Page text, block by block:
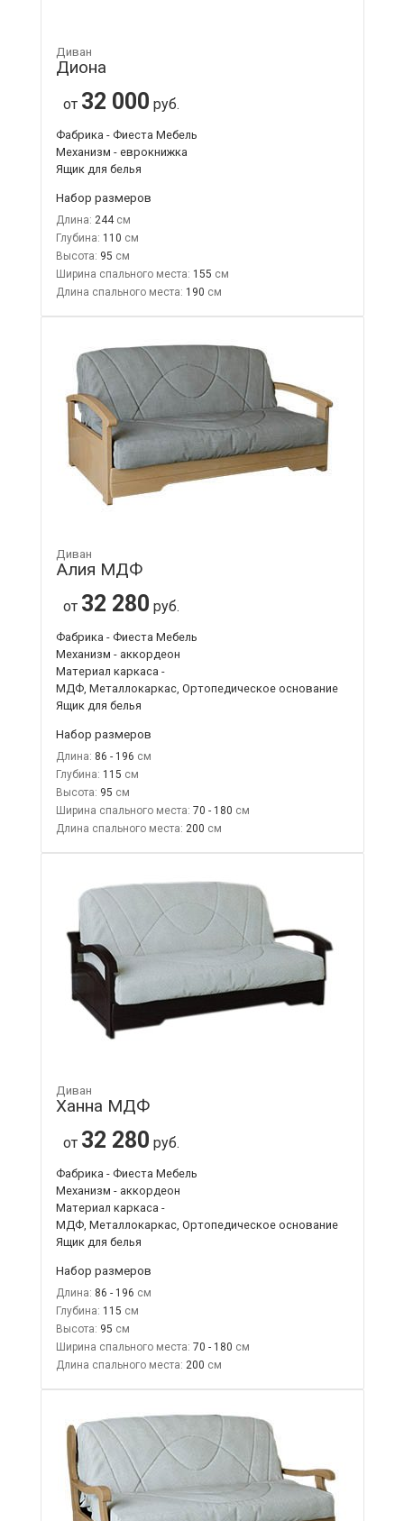
Диван
Диона
от 32 000 руб.
Фабрика - Фиеста Мебель
Механизм - еврокнижка
Ящик для белья
Набор размеров
Длина: 244
Глубина: 110
Высота: 95
Ширина спального места: 155
Длина спального места: 190
Диван
Алия МДФ
от 32 280 руб.
Фабрика - Фиеста Мебель
Механизм - аккордеон
Материал каркаса -
МДФ, Металлокаркас, Ортопедическое основание
Ящик для белья
Набор размеров
Длина: 86 - 196
Глубина: 115
Высота: 95
Ширина спального места: 70 - 180
Длина спального места: 200
Диван
Ханна МДФ
от 32 280 руб.
Фабрика - Фиеста Мебель
Механизм - аккордеон
Материал каркаса -
МДФ, Металлокаркас, Ортопедическое основание
Ящик для белья
Набор размеров
Длина: 86 - 196
Глубина: 115
Высота: 95
Ширина спального места: 70 - 180
Длина спального места: 200